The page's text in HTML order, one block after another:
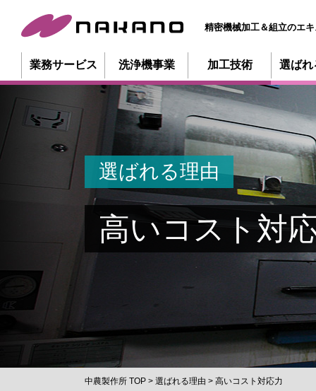
精密機械加工＆組立のエ
業務サービス 洗浄機事業 加工技術 選ばれ
選ばれる理由
高いコスト対
中農製作所 TOP 選ばれる理由 高いコスト対応力